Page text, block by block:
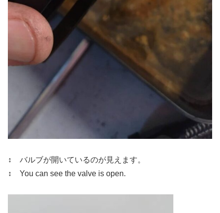
↕ バルブが開いているのが見えます。
↕ You can see the valve is open.